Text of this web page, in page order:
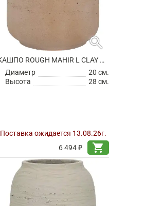
search
КАШПО ROUGH MAHIR L CLAY WASHED
Диаметр
20 см.
Высота
28 см.
Поставка ожидается 13.08.26г.
6 494 ₽
shopping_cart